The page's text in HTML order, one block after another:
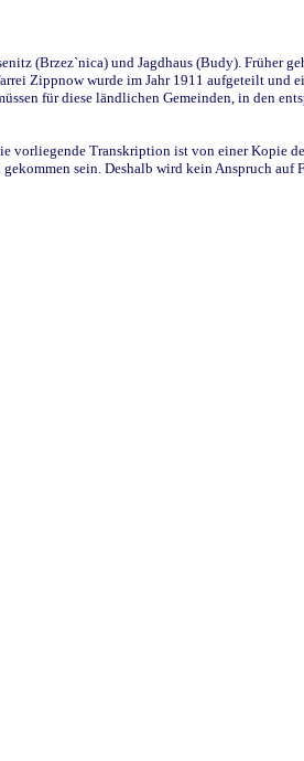
(Brzez`nica) und Jagdhaus (Budy). Früher
Zippnow wurde im Jahr 1911 aufgeteilt und
für diese ländlichen Gemeinden, in den
vorliegende Transkription ist von einer Kopie
sein. Deshalb wird kein Anspruch auf